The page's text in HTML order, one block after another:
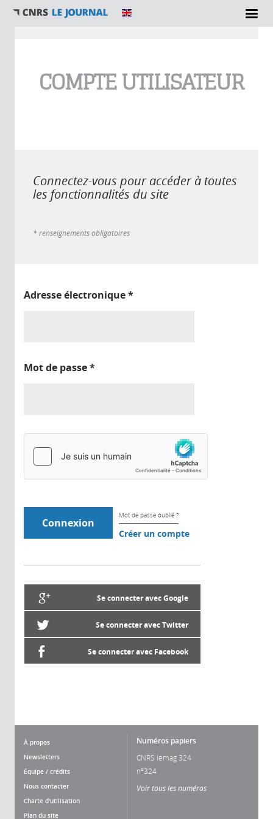
COMPTE UTILISATEUR
Connectez-vous pour accéder à toutes
les fonctionnalités du site
* renseignements obligatoires
Adresse électronique*
Mot de passe*
Mot de passe oublié ?
Créer un compte
Se connecter avec Google
Se connecter avec Twitter
Se connecter avec Facebook
À propos
Newsletters
Équipe / crédits
Nous contacter
Charte d'utilisation
Plan du site
Numéros papiers
CNRS lemag 324
n°324
Voir tous les numéros